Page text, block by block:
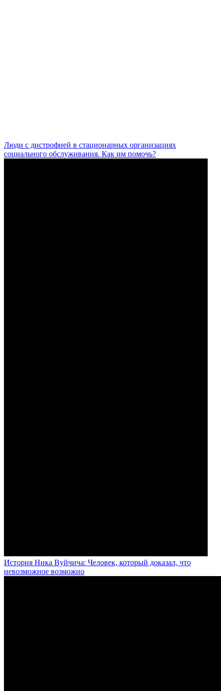
Люди с дистрофией в стационарных организациях
социального обслуживания. Как им помочь?
История Ника Вуйчича: Человек, который доказал, что
невозможное возможно